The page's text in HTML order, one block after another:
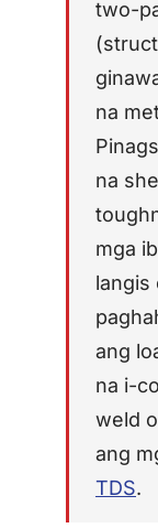
Acrylic
AFT 2064WF
Acrylic
Mga
fibreglass
two-
na
na
mga
langis
ang
na i-
weld
ang
TDS.